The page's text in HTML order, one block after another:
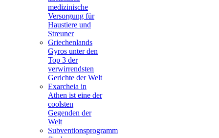
medizinische
Versorgung für
Haustiere und
Streuner
Griechenlands
Gyros unter den
Top 3 der
verwirrendsten
Gerichte der Welt
Exarcheia in
Athen ist eine der
coolsten
Gegenden der
Welt
Subventionsprogramm